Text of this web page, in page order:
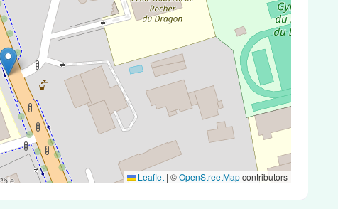
Leaflet | ©OpenStreetMapcontributors